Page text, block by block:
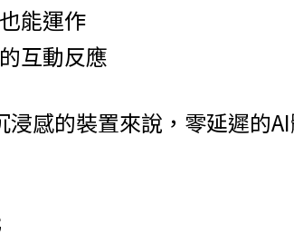
能運作
互動反應
感的裝置來說，零延遲的